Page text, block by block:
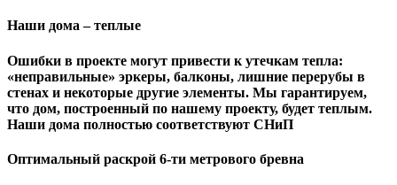
Наши дома – теплые
Ошибки в проекте могут привести к утечкам тепла:
«неправильные» эркеры, балконы, лишние перерубы в
стенах и некоторые другие элементы. Мы гарантируем,
чтo дом, построенный по нашему проекту, будет теплым.
Наши дома полностью соответствуют СНиП
Оптимальный раскрой 6-ти метрового бревна